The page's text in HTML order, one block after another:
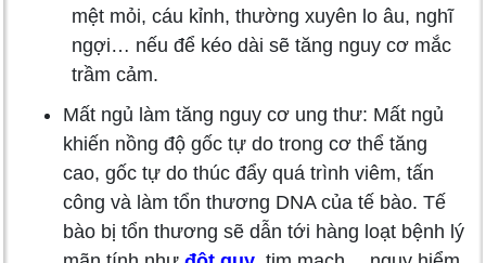
mệt mỏi, cáu kỉnh, thường xuyên lo âu, nghĩ
ngợi… nếu để kéo dài sẽ tăng nguy cơ mắc
trầm cảm.
Mất ngủ làm tăng nguy cơ ung thư: Mất ngủ
khiến nồng độ gốc tự do trong cơ thể tăng
cao, gốc tự do thúc đẩy quá trình viêm, tấn
công và làm tổn thương DNA của tế bào. Tế
bào bị tổn thương sẽ dẫn tới hàng loạt bệnh lý